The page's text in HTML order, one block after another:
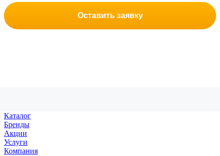
Оставить заявку
Каталог
Бренды
Акции
Услуги
Компания